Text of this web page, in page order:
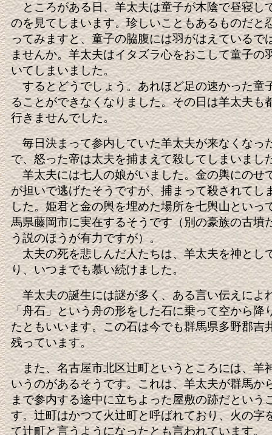
ところがある日、羊太夫は童子が木陰で昼寝し
のを見てしまいます。珍しいこともあるものだと
ってみますと、童子の脇腹には羽がはえているで
ませんか。羊太夫はイタズラ心をおこして童子の
いてしまいました。
するとどうでしょう。あれほど足の速かった童
ることができなくなりました。その日は羊太夫も
行きませんでした。
毎日決まって参内していた羊太夫が来なくなっ
で、怒った帝は太夫を捕まえて殺してしまいまし
羊太夫には七人の娘がいました。金の輿にのせ
が担いで逃げたそうですが、捕まって殺されてし
した。姫君と金の輿を埋めた場所を七輿山といっ
馬県藤岡市に実在するそうです（別の豪族の古墳
う説のほうが有力ですが）。
太夫の死を悲しんだ人たちは、羊太夫を神とし
り、いつまでも慕い続けました。
羊太夫の誕生には謎が多く、ある言い伝えによ
「舟石」という舟の形をした石に乗って空から降
たともいいます。この石は今でも群馬県多野郡吉
残っています。
また、名古屋市北区辻町というところには、羊
いうのがあるそうです。これは、羊太夫が群馬か
まで参内する途中に立ちよった屋敷の跡だという
す。辻町はかつて火辻町と呼ばれており、火の字
て辻町と言うようになったとも言われています。